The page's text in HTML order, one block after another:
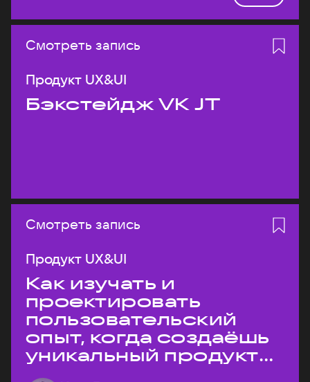
Смотреть запись
Продукт UX&UI
Бэкстейдж VK JT
Смотреть запись
Продукт UX&UI
Как изучать и
проектировать
пользовательский
опыт, когда создаёшь
уникальный продукт
на рынке?